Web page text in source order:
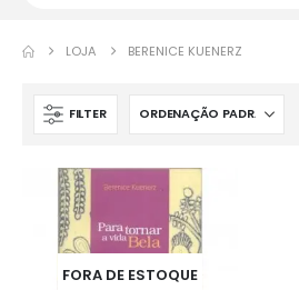
LOJA BERENICE KUENERZ
FILTER
FORA DE ESTOQUE